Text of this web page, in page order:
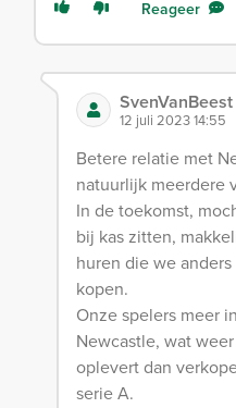
Reageer
SvenVanBeest
12 juli 2023 14:55
Betere relatie met
natuurlijk meerdere
In de toekomst,
bij kas zitten,
huren die we
kopen.
Onze spelers meer
Newcastle, wat
oplevert dan
serie A.